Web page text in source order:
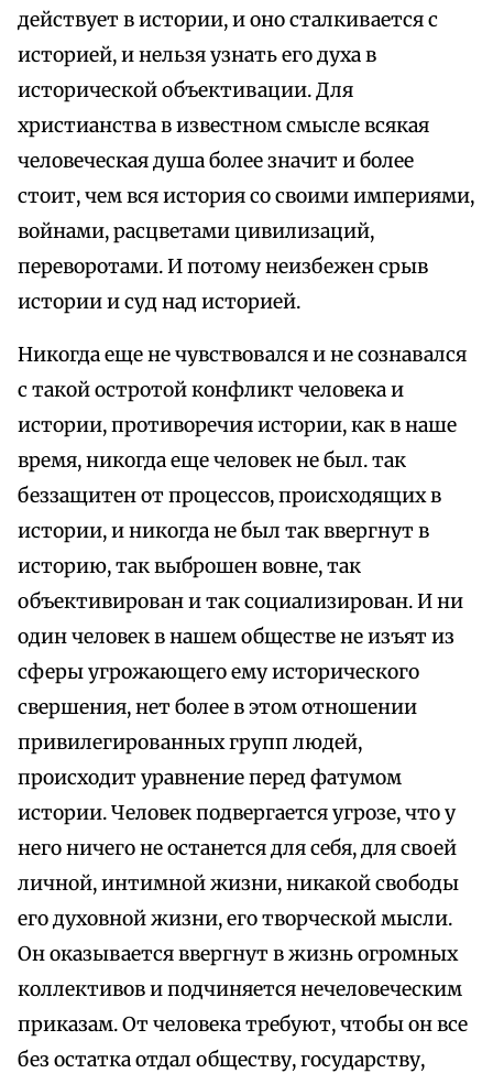
действует в истории, и оно сталкивается с
историей, и нельзя узнать его духа в
исторической объективации. Для
христианства в известном смысле всякая
человеческая душа более значит и более
стоит, чем вся история со своими империями,
войнами, расцветами цивилизаций,
переворотами. И потому неизбежен срыв
истории и суд над историей.
Никогда еще не чувствовался и не сознавался
с такой остротой конфликт человека и
истории, противоречия истории, как в наше
время, никогда еще человек не был. так
беззащитен от процессов, происходящих в
истории, и никогда не был так ввергнут в
историю, так выброшен вовне, так
объективирован и так социализирован. И ни
один человек в нашем обществе не изъят из
сферы угрожающего ему исторического
свершения, нет более в этом отношении
привилегированных групп людей,
происходит уравнение перед фатумом
истории. Человек подвергается угрозе, что у
него ничего не останется для себя, для своей
личной, интимной жизни, никакой свободы
его духовной жизни, его творческой мысли.
Он оказывается ввергнут в жизнь огромных
коллективов и подчиняется нечеловеческим
приказам. От человека требуют, чтобы он все
без остатка отдал обществу, государству,